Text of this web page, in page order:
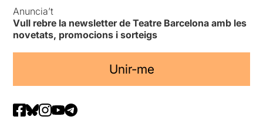
Anuncia’t
Vull rebre la newsletter de Teatre Barcelona amb les
novetats, promocions i sorteigs
Unir-me